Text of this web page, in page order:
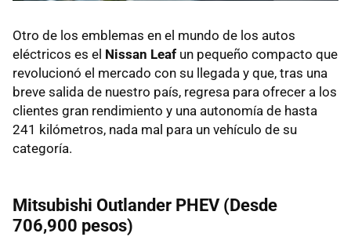
Otro de los emblemas en el mundo de los autos
eléctricos es el Nissan Leaf un pequeño compacto que
revolucionó el mercado con su llegada y que, tras una
breve salida de nuestro país, regresa para ofrecer a los
clientes gran rendimiento y una autonomía de hasta
241 kilómetros, nada mal para un vehículo de su
categoría.
Mitsubishi Outlander PHEV (Desde
706,900 pesos)